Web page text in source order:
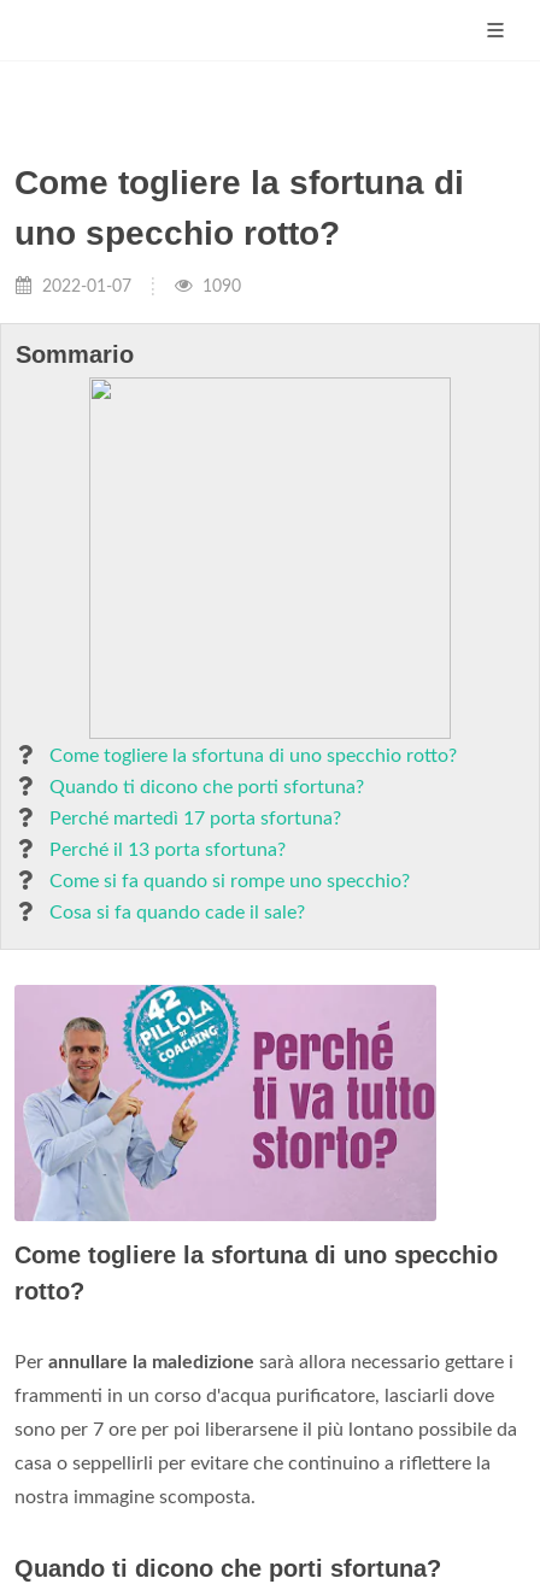
Come togliere la sfortuna di
uno specchio rotto?
2022-01-07 1090
Sommario
Come togliere la sfortuna di uno specchio rotto?
Quando ti dicono che porti sfortuna?
Perché martedì 17 porta sfortuna?
Perché il 13 porta sfortuna?
Come si fa quando si rompe uno specchio?
Cosa si fa quando cade il sale?
Come togliere la sfortuna di uno specchio
rotto?
Per annullare la maledizione sarà allora necessario gettare i
frammenti in un corso d'acqua purificatore, lasciarli dove
sono per 7 ore per poi liberarsene il più lontano possibile da
casa o seppellirli per evitare che continuino a riflettere la
nostra immagine scomposta.
Quando ti dicono che porti sfortuna?